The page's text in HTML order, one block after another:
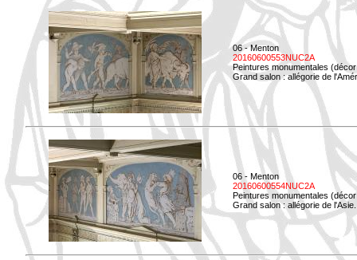
06 - Menton
20160600553NUC2A
Peintures monumentales
Grand salon : allégorie de
06 - Menton
20160600554NUC2A
Peintures monumentales
Grand salon : allégorie de l'Asie.